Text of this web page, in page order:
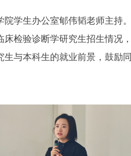
院学生办公室郇伟韬老师主持
床检验诊断学研究生招生情况
生与本科生的就业前景，鼓励